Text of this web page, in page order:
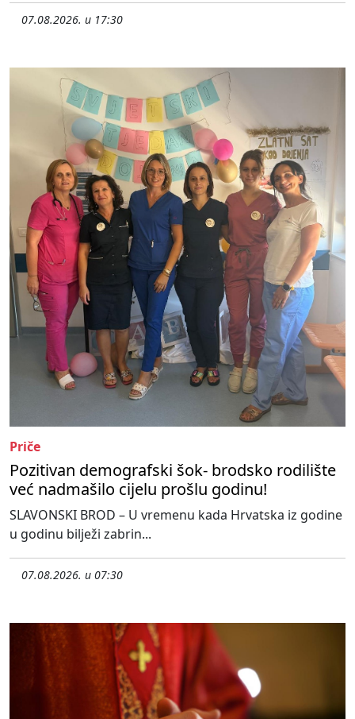
07.08.2026. u 17:30
Priče
Pozitivan demografski šok- brodsko rodilište
već nadmašilo cijelu prošlu godinu!
SLAVONSKI BROD – U vremenu kada Hrvatska iz godine
u godinu bilježi zabrin...
07.08.2026. u 07:30